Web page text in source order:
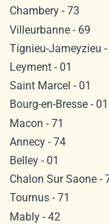
Chambery - 73
Villeurbanne - 69
Tignieu-Jameyzieu -
Leyment - 01
Saint Marcel - 01
Bourg-en-Bresse - 01
Macon - 71
Annecy - 74
Belley - 01
Chalon Sur Saone -
Tournus - 71
Mably - 42